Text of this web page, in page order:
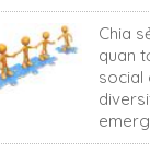
Chia
quan
social